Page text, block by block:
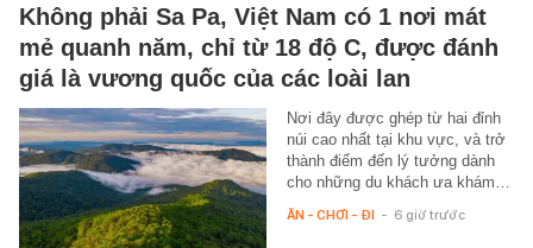
Không phải Sa Pa, Việt Nam có 1 nơi mát
mẻ quanh năm, chỉ từ 18 độ C, được đánh
giá là vương quốc của các loài lan
Nơi đây được ghép từ hai đỉnh
núi cao nhất tại khu vực, và trở
thành điểm đến lý tưởng dành
cho những du khách ưa khám…
ĂN - CHƠI - ĐI - 6 giờ trước